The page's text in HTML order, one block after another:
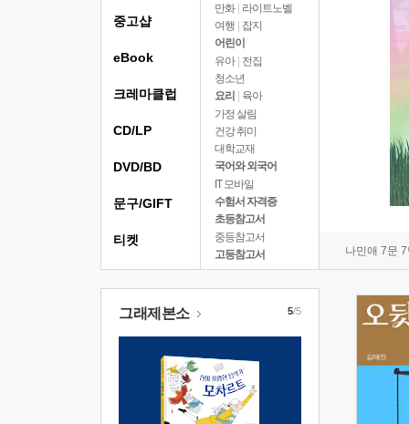
만화 | 라이트노벨
여행
잡지
어린이
유아 | 전집
청소년
요리
육아
가정 살림
건강 취미
대학교재
국어와 외국어
IT 모바일
수험서 자격증
초등참고서
중등참고서
고등참고서
나민애 7문
중고샵
eBook
크레마클럽
CD/LP
DVD/BD
문구/GIFT
티켓
그래제본소 5/5